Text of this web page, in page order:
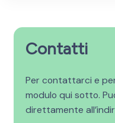
Contatti
Per contattarci e
modulo qui sotto.
direttamente